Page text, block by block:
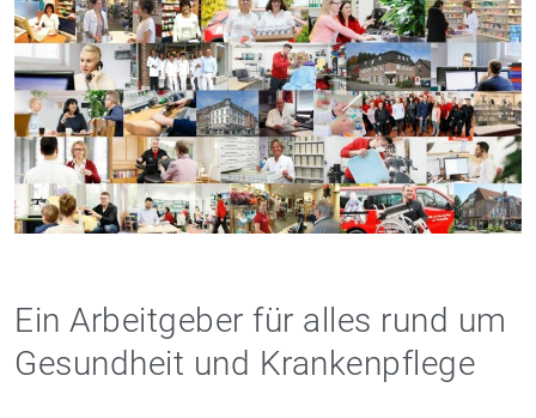
Ein Arbeitgeber für alles rund um
Gesundheit und Krankenpflege